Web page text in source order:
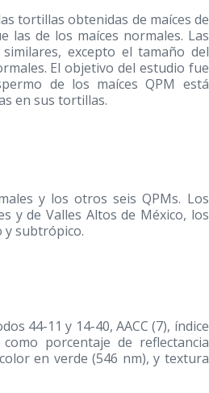
tortillas obtenidas de maíces de
las de los maíces normales. Las
excepto el tamaño del
El objetivo del estudio fue
de los maíces QPM está
en sus tortillas.
y los otros seis QPMs. Los
y de Valles Altos de México, los
y subtrópico.
44-11 y 14-40, AACC (7), índice
porcentaje de reflectancia
en verde (546 nm), y textura